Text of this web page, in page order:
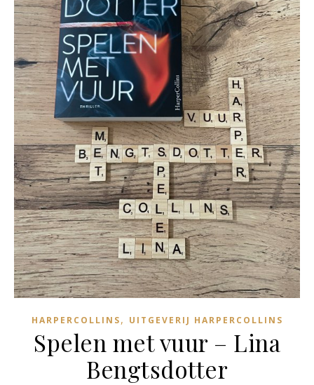
HARPERCOLLINS, UITGEVERIJ HARPERCOLLINS
Spelen met vuur – Lina
Bengtsdotter